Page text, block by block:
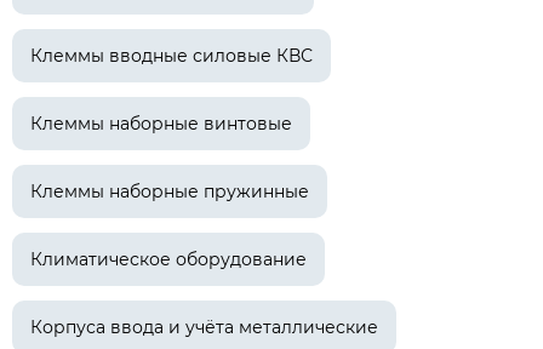
Клеммы вводные силовые КВС
Клеммы наборные винтовые
Клеммы наборные пружинные
Климатическое оборудование
Корпуса ввода и учёта металлические